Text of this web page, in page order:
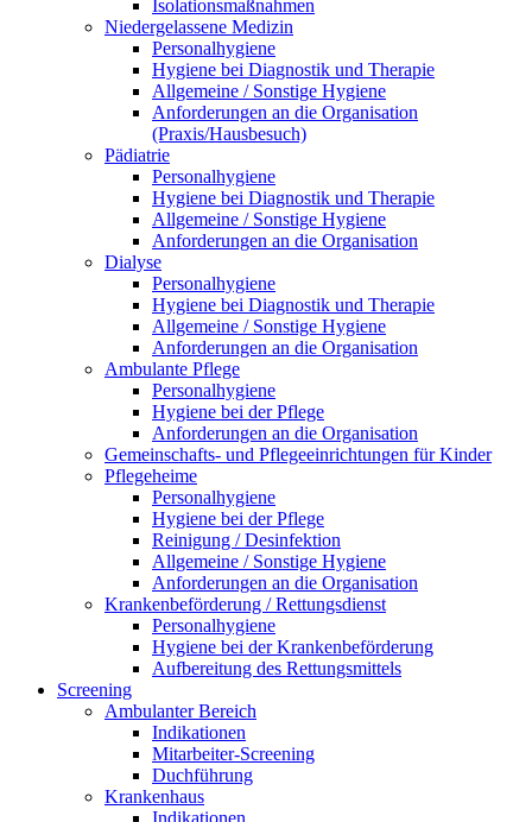
Isolationsmaßnahmen
Niedergelassene Medizin
Personalhygiene
Hygiene bei Diagnostik und Therapie
Allgemeine / Sonstige Hygiene
Anforderungen an die Organisation
(Praxis/Hausbesuch)
Pädiatrie
Personalhygiene
Hygiene bei Diagnostik und Therapie
Allgemeine / Sonstige Hygiene
Anforderungen an die Organisation
Dialyse
Personalhygiene
Hygiene bei Diagnostik und Therapie
Allgemeine / Sonstige Hygiene
Anforderungen an die Organisation
Ambulante Pflege
Personalhygiene
Hygiene bei der Pflege
Anforderungen an die Organisation
Gemeinschafts- und Pflegeeinrichtungen für Kinder
Pflegeheime
Personalhygiene
Hygiene bei der Pflege
Reinigung / Desinfektion
Allgemeine / Sonstige Hygiene
Anforderungen an die Organisation
Krankenbeförderung / Rettungsdienst
Personalhygiene
Hygiene bei der Krankenbeförderung
Aufbereitung des Rettungsmittels
Screening
Ambulanter Bereich
Indikationen
Mitarbeiter-Screening
Duchführung
Krankenhaus